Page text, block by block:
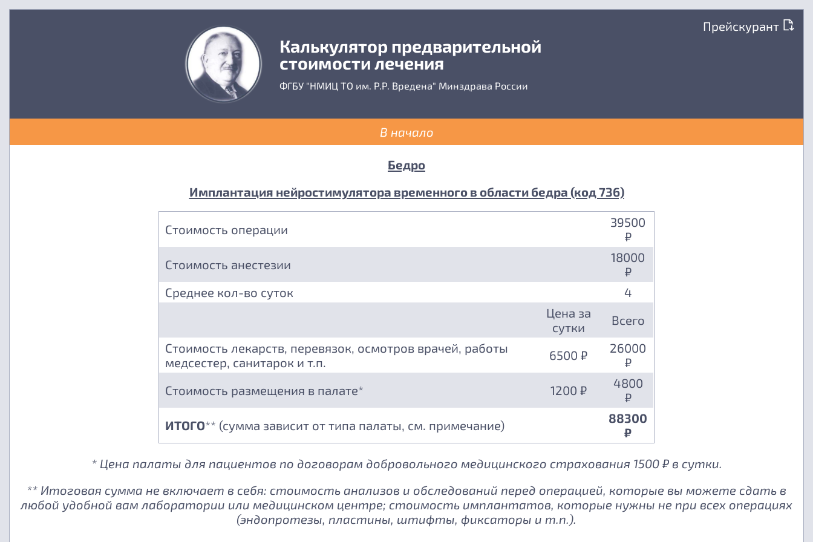
Прейскурант
Калькулятор предварительной
стоимости лечения
ФГБУ "НМИЦ ТО им. Р.Р. Вредена" Минздрава России
В начало
Бедро
Имплантация нейростимулятора временного в области бедра (код 736)
Стоимость операции
39500
₽
Стоимость анестезии
18000
₽
Среднее кол-во суток
4
Цена за
сутки
Всего
Стоимость лекарств, перевязок, осмотров врачей, работы
медсестер, санитарок и т.п.
6500 ₽
26000
₽
Стоимость размещения в палате*
1200 ₽
4800
₽
ИТОГО** (сумма зависит от типа палаты, см. примечание)
88300
₽
* Цена палаты для пациентов по договорам добровольного медицинского страхования 1500 ₽ в сутки.
** Итоговая сумма не включает в себя: стоимость анализов и обследований перед операцией, которые вы можете сдать в
любой удобной вам лаборатории или медицинском центре; стоимость имплантатов, которые нужны не при всех операциях
(эндопротезы, пластины, штифты, фиксаторы и т.п.).